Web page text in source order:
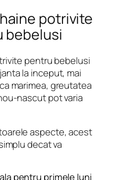
potrivite
bebelusi
pentru bebelusi
la inceput, mai
marimea, greutatea
nascut pot varia
aspecte, acest
decat va
pentru primele luni